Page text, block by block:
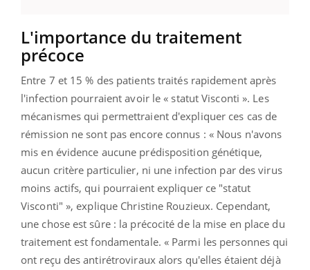
L'importance du traitement
précoce
Entre 7 et 15 % des patients traités rapidement après
l'infection pourraient avoir le « statut Visconti ». Les
mécanismes qui permettraient d'expliquer ces cas de
rémission ne sont pas encore connus : « Nous n'avons
mis en évidence aucune prédisposition génétique,
aucun critère particulier, ni une infection par des virus
moins actifs, qui pourraient expliquer ce "statut
Visconti" », explique Christine Rouzieux. Cependant,
une chose est sûre : la précocité de la mise en place du
traitement est fondamentale. « Parmi les personnes qui
ont reçu des antirétroviraux alors qu'elles étaient déjà